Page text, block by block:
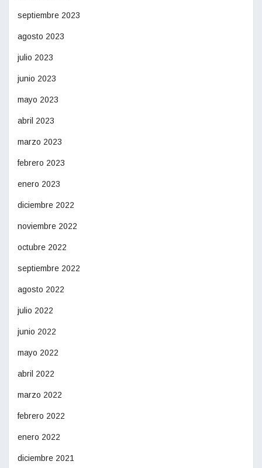
septiembre 2023
agosto 2023
julio 2023
junio 2023
mayo 2023
abril 2023
marzo 2023
febrero 2023
enero 2023
diciembre 2022
noviembre 2022
octubre 2022
septiembre 2022
agosto 2022
julio 2022
junio 2022
mayo 2022
abril 2022
marzo 2022
febrero 2022
enero 2022
diciembre 2021